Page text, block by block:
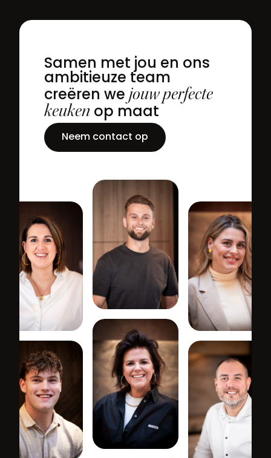
Samen met jou en ons
ambitieuze team
creëren we jouw perfecte
keukenop maat
Neem contact op